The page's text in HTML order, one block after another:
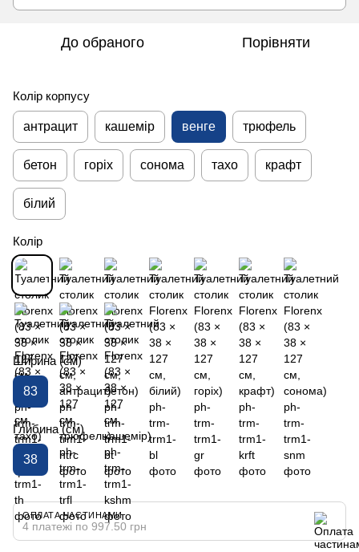
До обраного Порівняти
Колір корпусу
антрацит кашемір венге трюфель
бетон горіх сонома тахо крафт
білий
Колір
Ширина (см)
83
Глибина (см)
38
ОПЛАТА ЧАСТИНАМИ
4 платежі по 997.50 грн